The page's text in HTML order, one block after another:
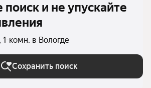
и не упускайте
комн. в Вологде
Сохранить поиск